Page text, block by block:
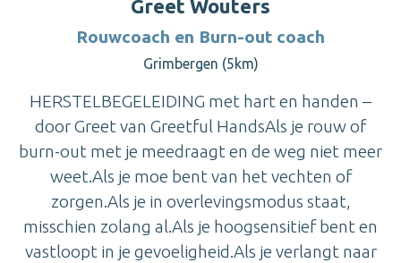
Greet Wouters
Rouwcoach en Burn-out coach
Grimbergen (5km)
HERSTELBEGELEIDING met hart en handen –
door Greet van Greetful HandsAls je rouw of
burn-out met je meedraagt en de weg niet meer
weet.Als je moe bent van het vechten of
zorgen.Als je in overlevingsmodus staat,
misschien zolang al.Als je hoogsensitief bent en
vastloopt in je gevoeligheid.Als je verlangt naar